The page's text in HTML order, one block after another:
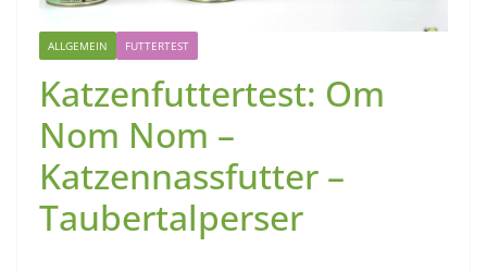
ALLGEMEIN FUTTERTEST
Katzenfuttertest: Om
Nom Nom –
Katzennassfutter –
Taubertalperser